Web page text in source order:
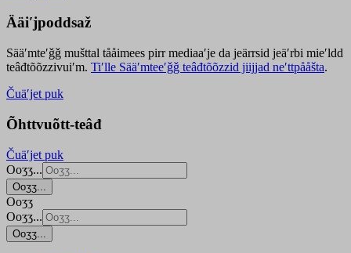
Ääiʹjpoddsaž
Sääʹmteʹǧǧ mušttal tååimees pirr mediaaʹje da jeärrsid jeäʹrbi mieʹldd
teâđtõõzzivuiʹm. Tiʹlle Sääʹmteeʹǧǧ teâđtõõzzid jiijjad neʹttpååšta.
Čuäʹjet puk
Õhttvuõtt-teâđ
Čuäʹjet puk
Ooʒʒ...
Ooʒʒ...
Ooʒʒ
Ooʒʒ...
Ooʒʒ...